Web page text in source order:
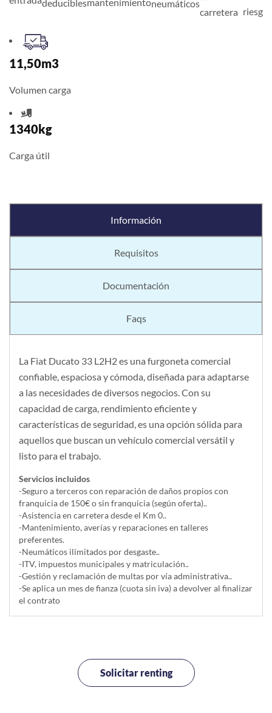
deducibles
neumáticos
carretera riesgo
11,50m3
Volumen carga
1340kg
Carga útil
Información
Requisitos
Documentación
Faqs
La Fiat Ducato 33 L2H2 es una furgoneta comercial
confiable, espaciosa y cómoda, diseñada para adaptarse
a las necesidades de diversos negocios. Con su
capacidad de carga, rendimiento eficiente y
características de seguridad, es una opción sólida para
aquellos que buscan un vehículo comercial versátil y
listo para el trabajo.
Servicios incluidos
-Seguro a terceros con reparación de daños propios con
franquicia de 150€ o sin franquicia (según oferta)..
-Asistencia en carretera desde el Km 0..
-Mantenimiento, averías y reparaciones en talleres
preferentes.
-Neumáticos ilimitados por desgaste..
-ITV, impuestos municipales y matriculación..
-Gestión y reclamación de multas por vía administrativa..
-Se aplica un mes de fianza (cuota sin iva) a devolver al finalizar
el contrato
Solicitar renting